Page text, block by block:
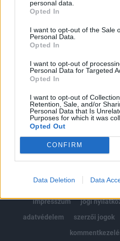
personal data.
Opted In
I want to opt-out of the Sale
Personal Data.
Opted In
I want to opt-out of
Personal Data for Targeted
Opted In
I want to opt-out of
Retention, Sale, and/or
Personal Data that Is
Purposes for which it was
Opted Out
CONFIRM
Data Deletion Data
Az előfizetés a következőket
Kötéslisták: BÉT elmúlt 2
kötéslistái
MÁR ELŐFIZETŐNK VAGY?
impresszum
jogi
adatvédelem
szerzői jogok